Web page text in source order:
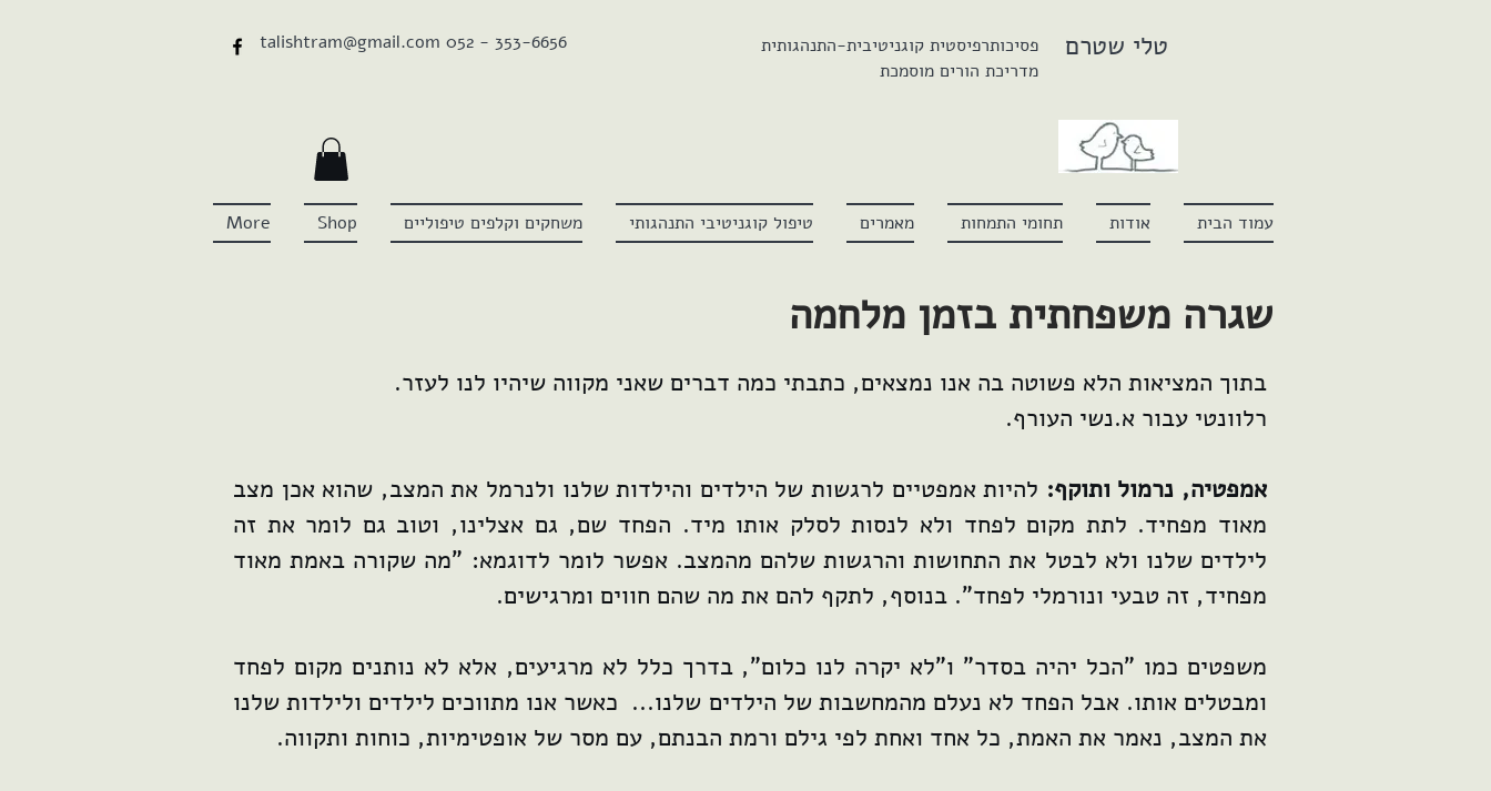
talishtram@gmail.com 052 - 353-6656
פסיכותרפיסטית קוגניטיבית-התנהגותית
מדריכת הורים מוסמכת
טלי שטרם
עמוד הבית אודות תחומי התמחות מאמרים טיפול קוגניטיבי התנהגותי משחקים וקלפים טיפוליים Shop
More
שגרה משפחתית בזמן מלחמה
בתוך המציאות הלא פשוטה בה אנו נמצאים, כתבתי כמה דברים שאני מקווה שיהיו לנו לעזר.
רלוונטי עבור א.נשי העורף.
אמפטיה, נרמול ותוקף: להיות אמפטיים לרגשות של הילדים והילדות שלנו ולנרמל את המצב, שהוא אכן מצב
מאוד מפחיד. לתת מקום לפחד ולא לנסות לסלק אותו מיד. הפחד שם, גם אצלינו, וטוב גם לומר את זה
לילדים שלנו ולא לבטל את התחושות והרגשות שלהם מהמצב. אפשר לומר לדוגמא: "מה שקורה באמת מאוד
מפחיד, זה טבעי ונורמלי לפחד". בנוסף, לתקף להם את מה שהם חווים ומרגישים.
משפטים כמו "הכל יהיה בסדר" ו"לא יקרה לנו כלום", בדרך כלל לא מרגיעים, אלא לא נותנים מקום לפחד
ומבטלים אותו. אבל הפחד לא נעלם מהמחשבות של הילדים שלנו... כאשר אנו מתווכים לילדים ולילדות שלנו
את המצב, נאמר את האמת, כל אחד ואחת לפי גילם ורמת הבנתם, עם מסר של אופטימיות, כוחות ותקווה.